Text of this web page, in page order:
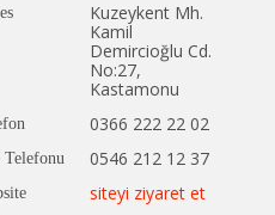
Kuzeykent Mh.
Kamil
Demircioğlu Cd.
No:27,
Kastamonu
0366 222 22 02
Telefonu 0546 212 12 37
siteyi ziyaret et